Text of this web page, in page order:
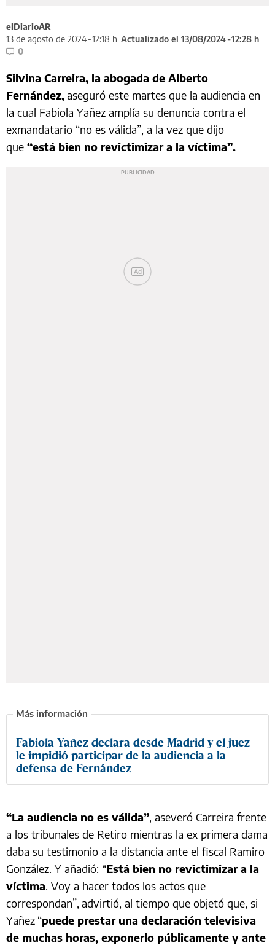
elDiarioAR
13 de agosto de 2024 12:18 h Actualizado el 13/08/2024 12:28 h
0
Silvina Carreira, la abogada de Alberto
Fernández, aseguró este martes que la audiencia en
la cual Fabiola Yañez amplía su denuncia contra el
exmandatario “no es válida”, a la vez que dijo
que “está bien no revictimizar a la víctima”.
Ad
Fabiola Yañez declara desde Madrid y el juez
le impidió participar de la audiencia a la
defensa de Fernández
“La audiencia no es válida”, aseveró Carreira frente
a los tribunales de Retiro mientras la ex primera dama
daba su testimonio a la distancia ante el fiscal Ramiro
González. Y añadió: “Está bien no revictimizar a la
víctima. Voy a hacer todos los actos que
correspondan”, advirtió, al tiempo que objetó que, si
Yañez “puede prestar una declaración televisiva
de muchas horas, exponerlo públicamente y ante